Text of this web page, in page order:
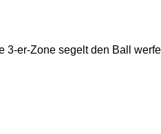
er-Zone segelt den Ball